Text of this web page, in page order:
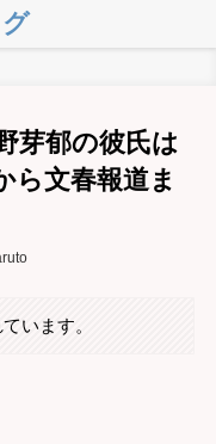
芽郁の彼氏は
ら文春報道ま
います。